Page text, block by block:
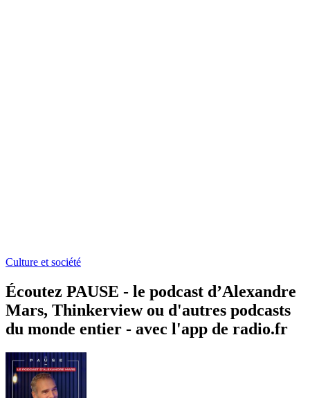
Culture et société
Écoutez PAUSE - le podcast d’Alexandre
Mars, Thinkerview ou d'autres podcasts
du monde entier - avec l'app de radio.fr